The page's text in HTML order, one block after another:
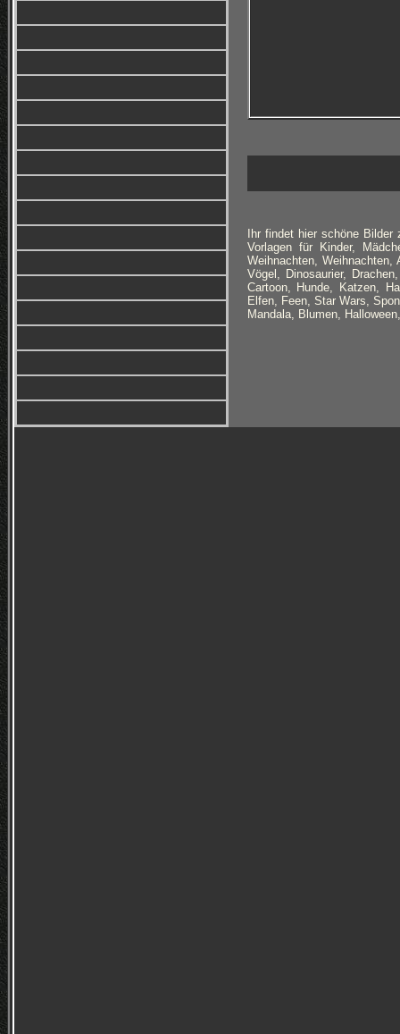
Ihr findet hier schöne
Vorlagen für Kinder,
Weihnachten,
Vögel, Dinosaurier,
Cartoon, Hunde, Katzen,
Elfen, Feen, Star Wars,
Mandala, Blumen,